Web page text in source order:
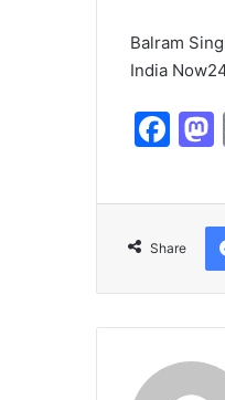
Balram
India
F
c
e
o
o
k
Share